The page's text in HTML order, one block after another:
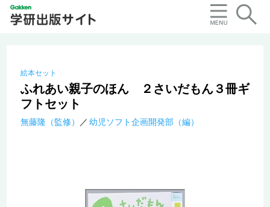
絵本セット
ふれあい親子のほん ２さいだもん３冊ギ
フトセット
無藤隆（監修） 幼児ソフト企画開発部（編）